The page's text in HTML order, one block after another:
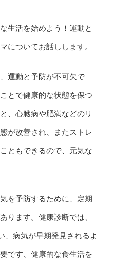
生活を始めよう！運動と
についてお話しします。
運動と予防が不可欠で
とで健康的な状態を保つ
、心臓病や肥満などのリ
が改善され、またストレ
ともできるので、元気な
を予防するために、定期
ります。健康診断では、
、病気が早期発見されるよ
です、健康的な食生活を